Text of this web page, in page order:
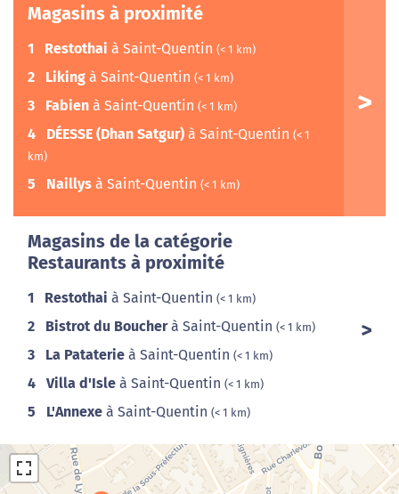
Magasins à proximité
1 Restothai à Saint-Quentin (< 1 km)
2 Liking à Saint-Quentin (< 1 km)
3 Fabien à Saint-Quentin (< 1 km)
4 DÉESSE (Dhan Satgur) à Saint-Quentin (< 1
km)
5 Naillys à Saint-Quentin (< 1 km)
Magasins de la catégorie
Restaurants à proximité
1 Restothai à Saint-Quentin (< 1 km)
2 Bistrot du Boucherà Saint-Quentin (< 1 km)
3 La Pataterie à Saint-Quentin (< 1 km)
4 Villa d'Isle à Saint-Quentin (< 1 km)
5 L'Annexe à Saint-Quentin (< 1 km)